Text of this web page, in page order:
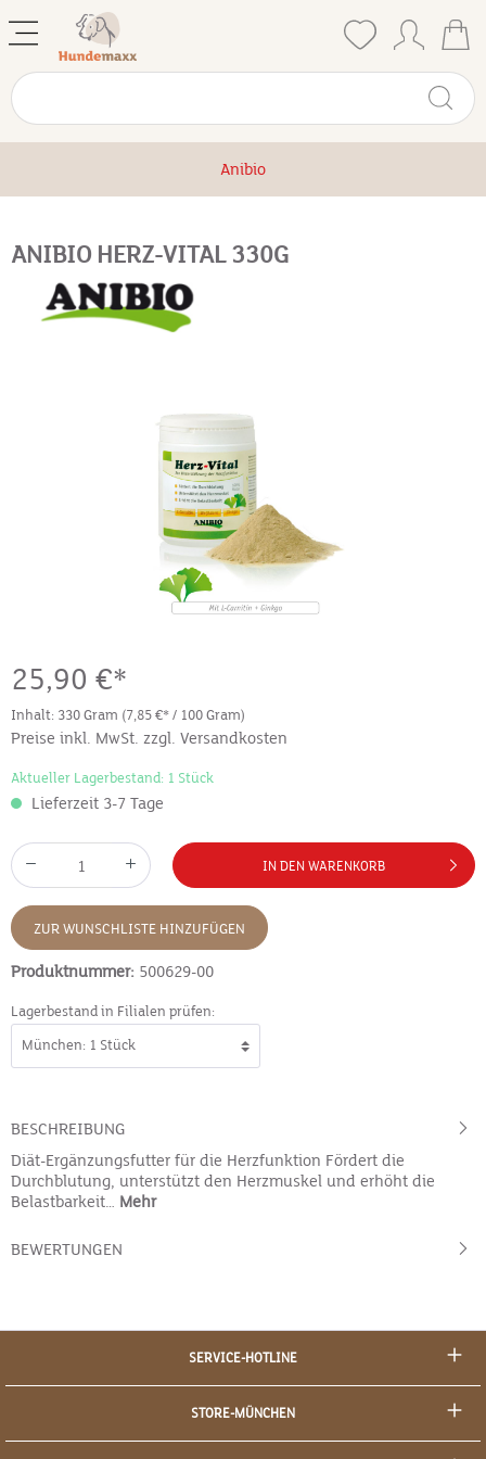
Anibio
ANIBIO HERZ-VITAL 330G
25,90 €*
Inhalt: 330 Gram (7,85 €* / 100 Gram)
Preise inkl. MwSt. zzgl. Versandkosten
Aktueller Lagerbestand: 1 Stück
Lieferzeit 3-7 Tage
IN DEN WARENKORB
ZUR WUNSCHLISTE HINZUFÜGEN
Produktnummer: 500629-00
Lagerbestand in Filialen prüfen:
BESCHREIBUNG
Diät-Ergänzungsfutter für die Herzfunktion Fördert die
Durchblutung, unterstützt den Herzmuskel und erhöht die
Belastbarkeit… Mehr
BEWERTUNGEN
SERVICE-HOTLINE
STORE-MÜNCHEN